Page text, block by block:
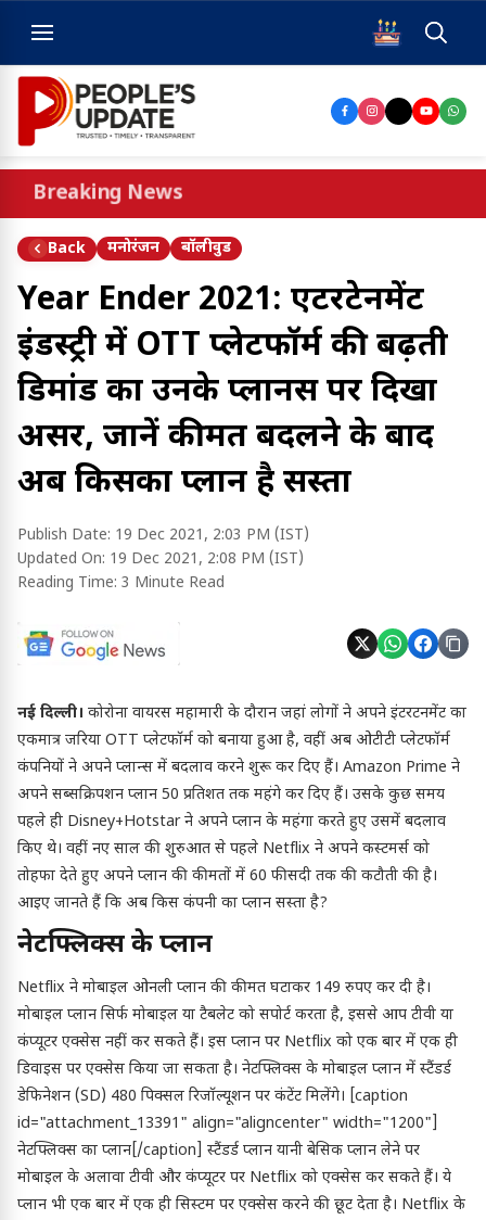
Breaking News
Back मनोरंजन बॉलीवुड
Year Ender 2021: एंटरटेनमेंट
इंडस्ट्री में OTT प्लेटफॉर्म की बढ़ती
डिमांड का उनके प्लानस पर दिखा
असर, जानें कीमत बदलने के बाद
अब किसका प्लान है सस्ता
Publish Date: 19 Dec 2021, 2:03 PM (IST)
Updated On: 19 Dec 2021, 2:08 PM (IST)
Reading Time: 3 Minute Read
नई दिल्ली। कोरोना वायरस महामारी के दौरान जहां लोगों ने अपने इंटरटनमेंट का
एकमात्र जरिया OTT प्लेटफॉर्म को बनाया हुआ है, वहीं अब ओटीटी प्लेटफॉर्म
कंपनियों ने अपने प्लान्स में बदलाव करने शुरू कर दिए हैं। Amazon Prime ने
अपने सब्सक्रिपशन प्लान 50 प्रतिशत तक महंगे कर दिए हैं। उसके कुछ समय
पहले ही Disney+Hotstar ने अपने प्लान के महंगा करते हुए उसमें बदलाव
किए थे। वहीं नए साल की शुरुआत से पहले Netflix ने अपने कस्टमर्स को
तोहफा देते हुए अपने प्लान की कीमतों में 60 फीसदी तक की कटौती की है।
आइए जानते हैं कि अब किस कंपनी का प्लान सस्ता है?
नेटफ्लिक्स के प्लान
Netflix ने मोबाइल ओनली प्लान की कीमत घटाकर 149 रुपए कर दी है।
मोबाइल प्लान सिर्फ मोबाइल या टैबलेट को सपोर्ट करता है, इससे आप टीवी या
कंप्यूटर एक्सेस नहीं कर सकते हैं। इस प्लान पर Netflix को एक बार में एक ही
डिवाइस पर एक्सेस किया जा सकता है। नेटफ्लिक्स के मोबाइल प्लान में स्टैंडर्ड
डेफिनेशन (SD) 480 पिक्सल रिजॉल्यूशन पर कंटेंट मिलेंगे। [caption
id="attachment_13391" align="aligncenter" width="1200"]
नेटफ्लिक्स का प्लान[/caption] स्टैंडर्ड प्लान यानी बेसिक प्लान लेने पर
मोबाइल के अलावा टीवी और कंप्यूटर पर Netflix को एक्सेस कर सकते हैं। ये
प्लान भी एक बार में एक ही सिस्टम पर एक्सेस करने की छूट देता है। Netflix के